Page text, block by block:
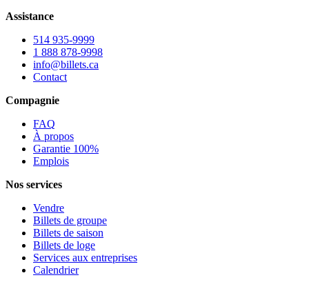
Assistance
514 935-9999
1 888 878-9998
info@billets.ca
Contact
Compagnie
FAQ
À propos
Garantie 100%
Emplois
Nos services
Vendre
Billets de groupe
Billets de saison
Billets de loge
Services aux entreprises
Calendrier